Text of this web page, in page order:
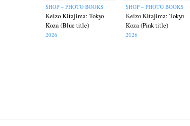
SHOP – PHOTO BOOKS
Keizo Kitajima: Tokyo–
Koza (Blue title)
2026
SHOP – PHOTO BOOKS
Keizo Kitajima: Tokyo–
Koza (Pink title)
2026